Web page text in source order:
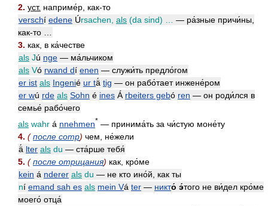
2. уст. наприме́р, как-то
verschí edene Úrsachen, als (da sind) …
— ра́зные причи́ны,
как-то …
3. как, в ка́честве
als Jú nge — ма́льчиком
als Vó rwand dí enen — служи́ть предло́гом
er ist als Ingenié ur tä́ tig — он рабо́тает инжене́ром
er wú rde als Sohn é ines Á rbeiters gebó ren — он роди́лся в
семье́ рабо́чего
als wahr á nnehmen* — принима́ть за чи́стую моне́ту
4. ( после comp) чем, не́жели
ä́ lter als du — ста́рше тебя́
5. ( после отрицания) как, кро́ме
kein á nderer als du — не кто ино́й, как ты
ní emand sah es als mein Vá ter — никто́ э́того не ви́дел кро́ме
моего́ отца́